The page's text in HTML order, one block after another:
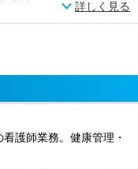
詳しく見る
護師業務。健康管理・